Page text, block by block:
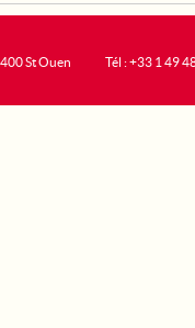
St Ouen
Tél : +33 1 49